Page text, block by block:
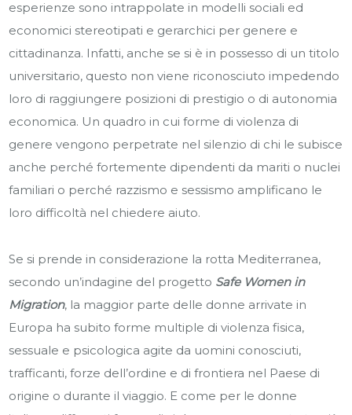
esperienze sono intrappolate in modelli sociali ed
economici stereotipati e gerarchici per genere e
cittadinanza. Infatti, anche se si è in possesso di un titolo
universitario, questo non viene riconosciuto impedendo
loro di raggiungere posizioni di prestigio o di autonomia
economica. Un quadro in cui forme di violenza di
genere vengono perpetrate nel silenzio di chi le subisce
anche perché fortemente dipendenti da mariti o nuclei
familiari o perché razzismo e sessismo amplificano le
loro difficoltà nel chiedere aiuto.
Se si prende in considerazione la rotta Mediterranea,
secondo un’indagine del progetto Safe Women in
Migration, la maggior parte delle donne arrivate in
Europa ha subito forme multiple di violenza fisica,
sessuale e psicologica agite da uomini conosciuti,
trafficanti, forze dell’ordine e di frontiera nel Paese di
origine o durante il viaggio. E come per le donne